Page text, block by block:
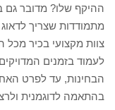
ההיקף שלו? מדובר גם
מתמודדות שצריך
צוות מקצועי בכיר מכל
לעמוד בזמנים
הבחינות, עד לפרט
בהתאמה לדוגמנית